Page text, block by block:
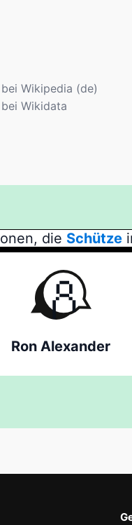
Wikipedia (de)
Wikidata
die Schütze
Ron Alexander